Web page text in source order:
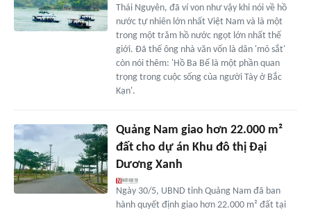
Thái Nguyên, đã ví von như vậy khi nói về hồ
nước tự nhiên lớn nhất Việt Nam và là một
trong một trăm hồ nước ngọt lớn nhất thế
giới. Đã thế ông nhà văn vốn là dân 'mỏ sắt'
còn nói thêm: 'Hồ Ba Bể là một phần quan
trọng trong cuộc sống của người Tày ở Bắc
Kạn'.
Quảng Nam giao hơn 22.000 m²
đất cho dự án Khu đô thị Đại
Dương Xanh
Ngày 30/5, UBND tỉnh Quảng Nam đã ban
hành quyết định giao hơn 22.000 m² đất tại